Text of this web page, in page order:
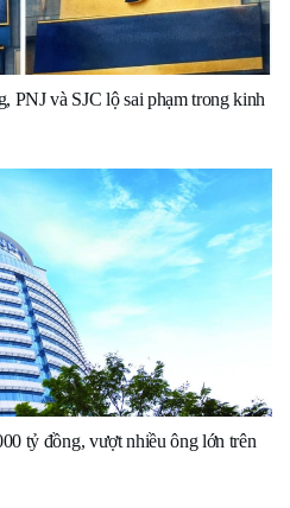
PNJ và SJC lộ sai phạm trong kinh
tỷ đồng, vượt nhiều ông lớn trên